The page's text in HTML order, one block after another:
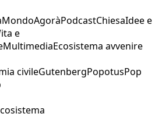
MondoAgoràPodcastChiesaIdee e
e
MultimediaEcosistema avvenire
civileGutenbergPopotusPop